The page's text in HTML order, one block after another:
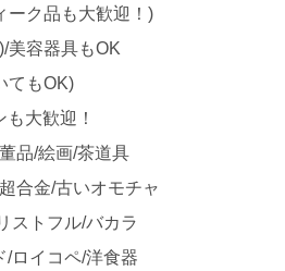
ーク品も大歓迎！)
美容器具もOK
てもOK)
も大歓迎！
品/絵画/茶道具
合金/古いオモチャ
ストフル/バカラ
/ロイコペ/洋食器